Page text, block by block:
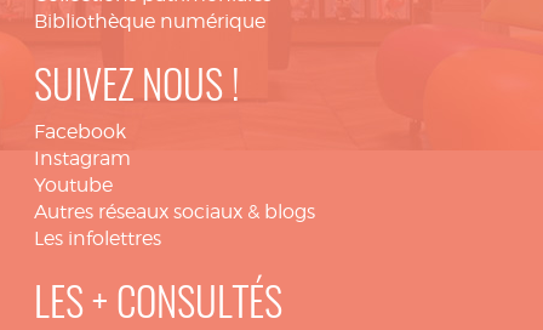
Bibliothèque numérique
SUIVEZ NOUS !
Facebook
Instagram
Youtube
Autres réseaux sociaux & blogs
Les infolettres
LES + CONSULTÉS